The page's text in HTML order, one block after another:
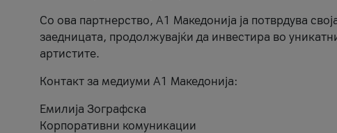
Со ова партнерство, A1 Македонија ја потврдува
заедницата, продолжувајќи да инвестира во
артистите.
Контакт за медиуми А1 Македонија:
Емилија Зографска
Корпоративни комуникации